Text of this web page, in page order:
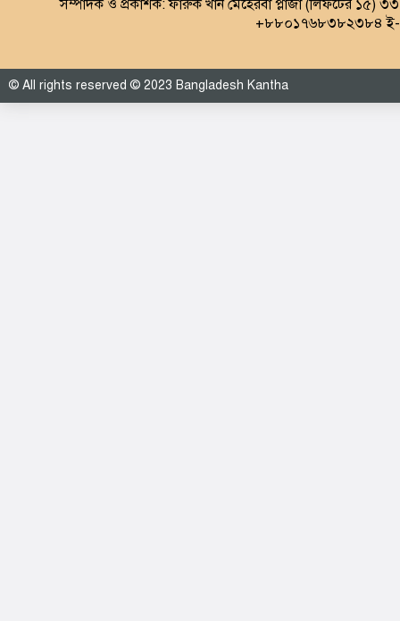
সম্পাদক ও প্রকাশক: ফারুক খান মেহেরবা প্লাজা (লিফটের ১৫)
+৮৮০১৭৬৮৩৮২৩৮৪ ই-
© All rights reserved © 2023 Bangladesh Kantha